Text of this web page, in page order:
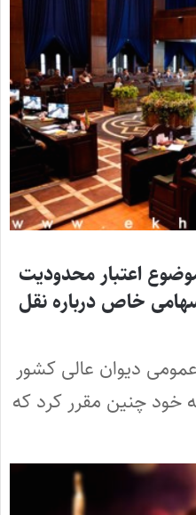
اعتبار محدودیت
خاص درباره نقل
دیوان عالی کشور
خود چنین مقرر کرد که